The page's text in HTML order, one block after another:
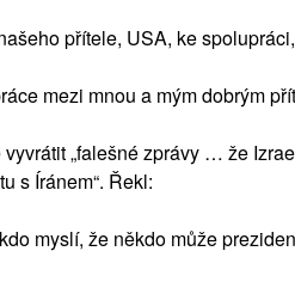
přítele, USA, ke
mezi mnou a mým dobrým
„falešné zprávy … že
s Íránem“. Řekl:
myslí, že někdo může